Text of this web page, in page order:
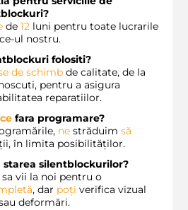
de 12 luni pentru toate lucrarile
ul nostru.
folositi?
de schimb de calitate, de la
pentru a asigura
reparatiilor.
fara programare?
ne străduim să
în limita posibilităților.
silentblockurilor?
sa vii la noi pentru o
, dar poți verifica vizual
deformări.